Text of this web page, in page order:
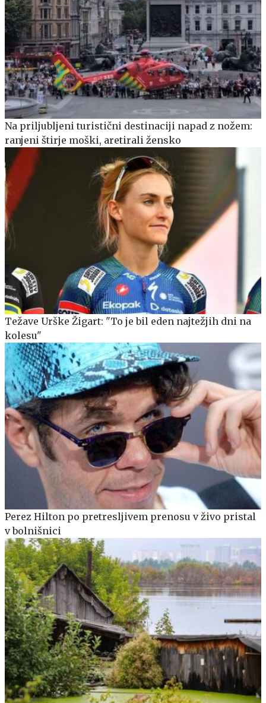
Na priljubljeni turistični destinaciji napad z nožem:
ranjeni štirje moški, aretirali žensko
Težave Urške Žigart: "To je bil eden najtežjih dni na
kolesu"
Perez Hilton po pretresljivem prenosu v živo pristal
v bolnišnici